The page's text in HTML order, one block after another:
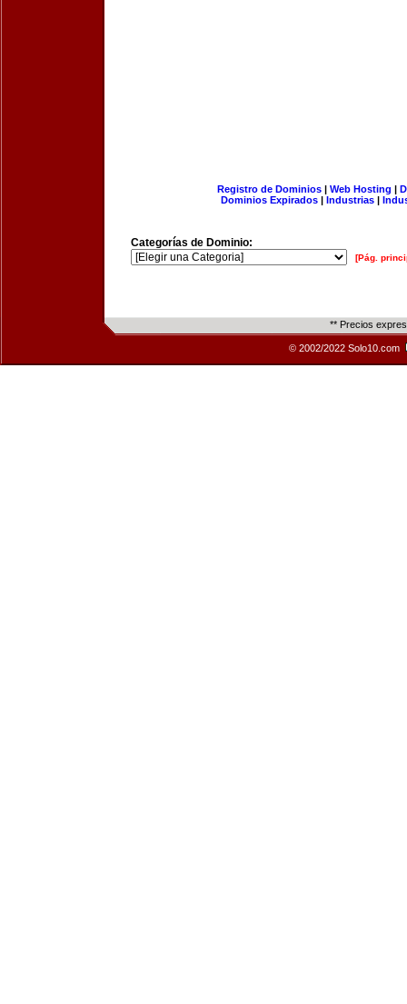
Registro de Dominios| Web Hosting |
Dominios Expirados | Industrias |
Categorías de Dominio:
[Pág.
** Precios
© 2002/2022 Solo10.com